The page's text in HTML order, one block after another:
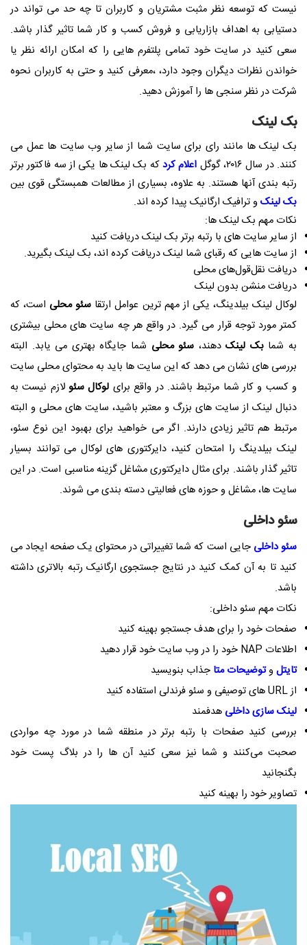
نیست که توسعه نظر مثبت مشتریان و کاربران تا چه حد می تواند در
دستیابی به اهداف بازاریابی و فروش کسب و کار شما تاثیر گذار باشد.
سعی کنید در سایت خود تمامی پلتفرم هایی را که امکان ارائه نظر یا
خواندن نظرات دیگران وجود دارد، ،معرفی کنید و حتی به کاربران نحوه
شرکت در نظر سنجی ها را آموزش دهید.
بک لینک
بک لینک ها مانند رای برای سایت شما از سایر وب سایت ها عمل می
کنند. در سال ۲۰۱۶، گوگل
اعلام کردکه بک لینک ها یکی از سه فاکتور برتر
رتبه بندی آنها هستند. به علاوه، بسیاری از مطالعات همبستگی قوی بین
بک لینکو ترافیک ارگانیک پیدا کرده اند.
نکات مهم بک لینک ها:
از سایر سایت های با رتبه برتر بک لینک دریافت کنید
از سایت هایی که رقبای شما لینک دریافت کرده اند، بک لینک بگیرید.
دریافت نقل‌قول‌های محلی
دریافت منشن بدون لینک
لوکال لینک بیلدینگ، یکی از مهم ترین عوامل ارتقا سئو محلی است، که
کمتر مورد توجه قرار می گیرد. در واقع هر چه سایت های محلی بیشتری
به شمابک لینکدهند، سئو محلی شما جایگاه بهتری می یابد. البته
بررسی های نشان می دهد که این سایت ها باید به محتوای محلی سایت
و کسب و کار شما مرتبط باشند. در واقع برای لوکال سئولازم نیست به
دنبال لینک از سایت های بزرگ و معتبر باشید، سایت های محلی و البته
مرتبط هم تاثیر زیادی دارند. اگر می خواهید برای بهبود این نوع سئو،
لینک بیلدینگ را امتحان کنید، دایرکتوری های لوکال می توانند بسیار
تاثیر گذار باشند. برای مثال دایرکتوری مشاغل گزینه مناسبی است. در این
سایت ها، مشاغل و حوزه های فعالیتی دسته بندی می شوند.
سئو داخلی
سئو داخلی جایی است که شما تغییراتی در محتوای یک صفحه ایجاد می
کنید تا به آن کمک کنید در نتایج جستجوی ارگانیک رتبه بالاتری داشته
باشد.
نکات مهم سئو داخلی:
صفحات خود را برای هدف جستجو بهینه کنید
اطلاعات NAP خود را در وب سایت خود قرار دهید
تایتلوتوضیحات متا جذاب بنویسید
از URL های توصیفی و سئو فرندلی استفاده کنید
لینک سازی داخلی هدفمند
بررسی کنید صفحات با رتبه برتر در منطقه شما در مورد چه مواردی
صحبت می‌کنند و شما نیز سعی کنید آن ها را در بلاگ پست خود
بگنجانید
تصاویر خود را بهینه کنید